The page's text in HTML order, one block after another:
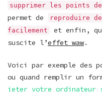
supprimer les points
permet de
reproduire
facilement
et enfin,
suscite l’effet waw.
Voici par exemple des
ou quand remplir un
jeter votre ordinateur